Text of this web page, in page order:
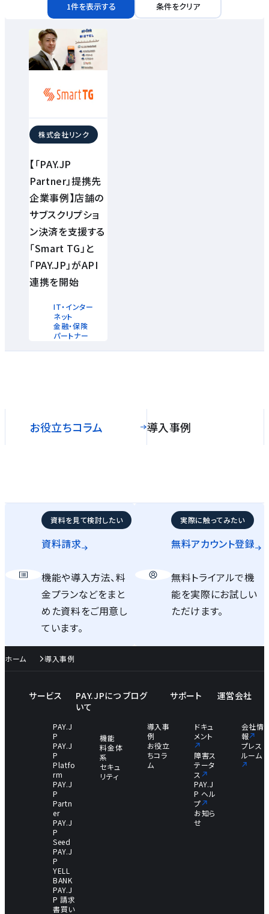
1件を表示する 条件をクリア
株式会社リンク
【「PAY.JP
Partner」提携先
企業事例】店舗の
サブスクリプショ
ン決済を支援する
「Smart TG」と
「PAY.JP」がAPI
連携を開始
IT・インター
ネット
金融・保険
パートナー
お役立ちコラム 導入事例
資料を見て検討したい
資料請求
機能や導入方法、料
金プランなどをまと
めた資料をご用意し
ています。
実際に触ってみたい
無料アカウント登録
無料トライアルで機
能を実際にお試しい
ただけます。
ホーム 導入事例
サービス
PAY.J
P
PAY.J
P
Platfo
rm
PAY.J
P
Partn
er
PAY.J
P
Seed
PAY.J
P
YELL
BANK
PAY.J
P 請求
書買い
PAY.JPにつ
いて
機能
料金体
系
セキュ
リティ
ブログ
導入事
例
お役立
ちコラ
ム
サポート
ドキュ
メント
障害ス
テータ
ス
PAY.J
P ヘル
プ
お知ら
せ
運営会社
会社情
報
プレス
ルーム